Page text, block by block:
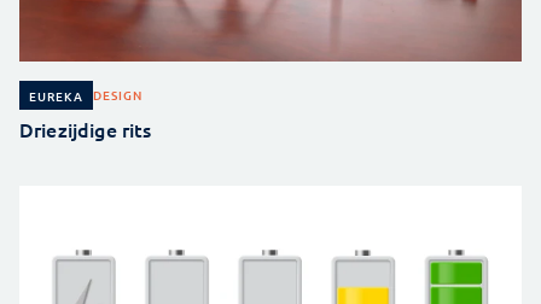
EUREKA DESIGN
Driezijdige rits